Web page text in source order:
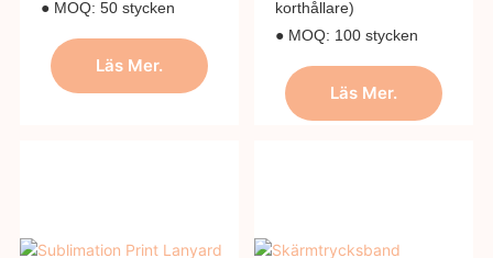
● MOQ: 50 stycken
Läs Mer.
korthållare)
● MOQ: 100 stycken
Läs Mer.